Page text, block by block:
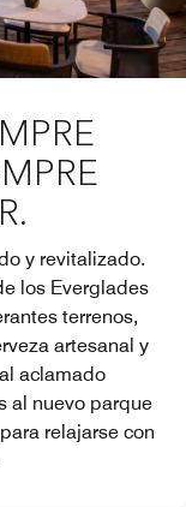
y revitalizado.
los Everglades
terrenos,
artesanal y
aclamado
al nuevo parque
relajarse con